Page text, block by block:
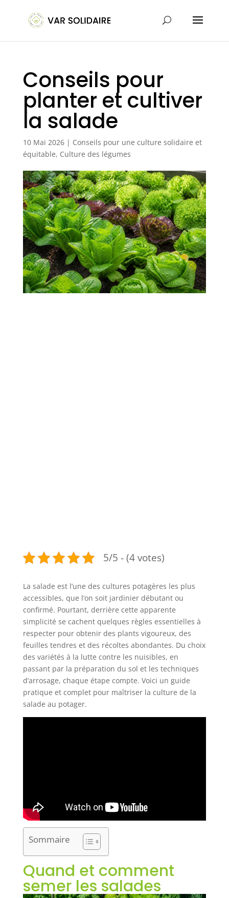
Conseils pour
planter et cultiver
la salade
10 Mai 2026| Conseils pour une culture solidaire et
équitable, Culture des légumes
5/5 - (4 votes)
La salade est l’une des cultures potagères les plus
accessibles, que l’on soit jardinier débutant ou
confirmé. Pourtant, derrière cette apparente
simplicité se cachent quelques règles essentielles à
respecter pour obtenir des plants vigoureux, des
feuilles tendres et des récoltes abondantes. Du choix
des variétés à la lutte contre les nuisibles, en
passant par la préparation du sol et les techniques
d’arrosage, chaque étape compte. Voici un guide
pratique et complet pour maîtriser la culture de la
salade au potager.
Sommaire
Quand et comment
semer les salades